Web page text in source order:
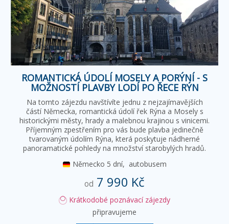
ROMANTICKÁ ÚDOLÍ MOSELY A PORÝNÍ - S
MOŽNOSTÍ PLAVBY LODÍ PO ŘECE RÝN
Na tomto zájezdu navštívíte jednu z nejzajímavějších
částí Německa, romantická údolí řek Rýna a Mosely s
historickými městy, hrady a malebnou krajinou s vinicemi.
Příjemným zpestřením pro vás bude plavba jedinečně
tvarovaným údolím Rýna, která poskytuje nádherné
panoramatické pohledy na množství starobylých hradů.
Německo 5 dní, autobusem
od 7 990 Kč
Krátkodobé poznávací zájezdy
připravujeme